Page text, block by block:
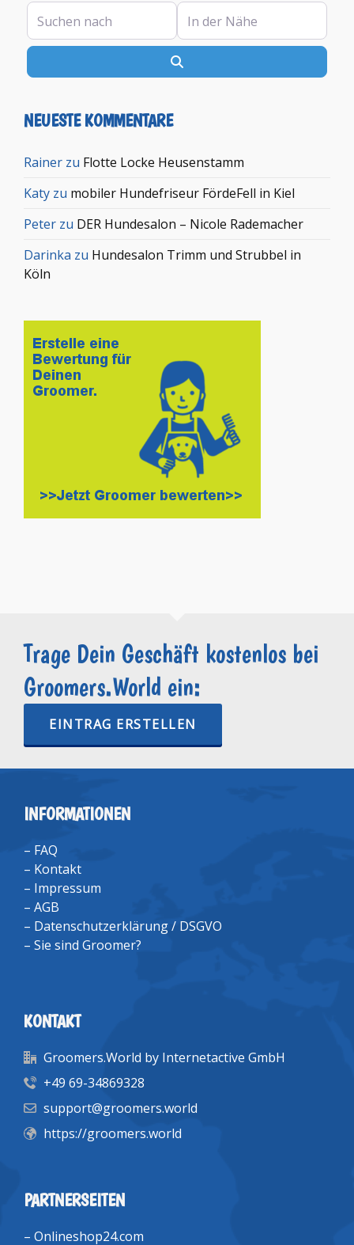
Suchen nach In der Nähe
NEUESTE KOMMENTARE
Rainer zu Flotte Locke Heusenstamm
Katy zu mobiler Hundefriseur FördeFell in Kiel
Peter zu DER Hundesalon – Nicole Rademacher
Darinka zu Hundesalon Trimm und Strubbel in
Köln
Trage Dein Geschäft kostenlos bei
Groomers.World ein:
EINTRAG ERSTELLEN
INFORMATIONEN
– FAQ
– Kontakt
– Impressum
– AGB
– Datenschutzerklärung / DSGVO
– Sie sind Groomer?
KONTAKT
Groomers.World by Internetactive GmbH
+49 69-34869328
support@groomers.world
https://groomers.world
PARTNERSEITEN
– Onlineshop24.com